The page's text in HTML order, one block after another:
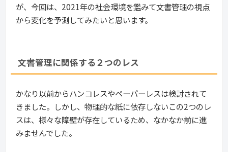
が、今回は、2021年の社会環境を鑑みて文書管理の視点
から変化を予測してみたいと思います。
文書管理に関係する２つのレス
かなり以前からハンコレスやペーパーレスは検討されて
きました。しかし、物理的な紙に依存しないこの2つのレ
スは、様々な障壁が存在しているため、なかなか前に進
みませんでした。